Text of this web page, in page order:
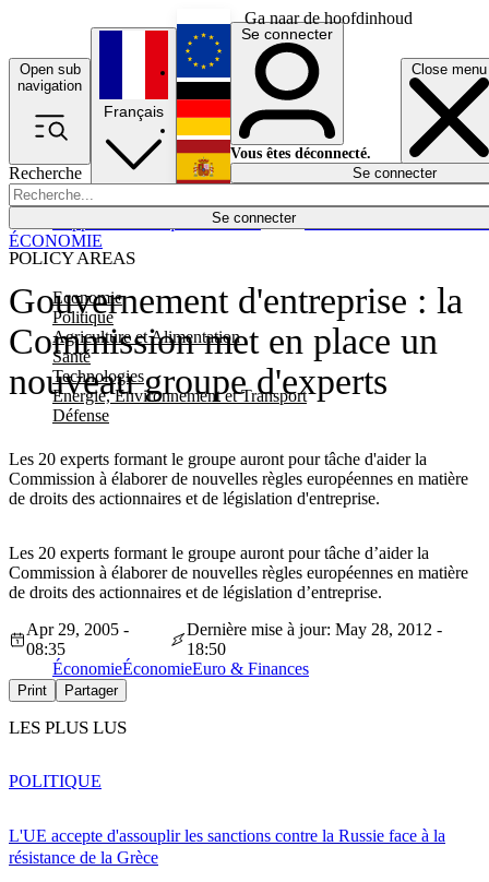
Ga naar de hoofdinhoud
Open sub
navigation
Close menu
Recherche
Se connecter
POLICY AREAS
Economie
Politique
Agriculture et Alimentation
Santé
Technologies
Energie, Environnement et Transport
Défense
Économie
Français
English
Deutsch
Español
Se connecter
Vous êtes déconnecté.
Se connecter
Gouvernement d'entreprise : la
Commission met en place un
nouveau groupe d'experts
Les 20 experts formant le groupe auront pour tâche d'aider la
Commission à élaborer de nouvelles règles européennes en matière
de droits des actionnaires et de législation d'entreprise.
ÉCONOMIE
Les 20 experts formant le groupe auront pour tâche d’aider la
Commission à élaborer de nouvelles règles européennes en matière
de droits des actionnaires et de législation d’entreprise.
Apr 29, 2005 -
08:35
Dernière mise à jour: May 28, 2012 -
18:50
ÉconomieÉconomieEuro & Finances
Print Partager
LES PLUS LUS
L'UE accepte d'assouplir les sanctions contre la Russie face à la
résistance de la Grèce
POLITIQUE